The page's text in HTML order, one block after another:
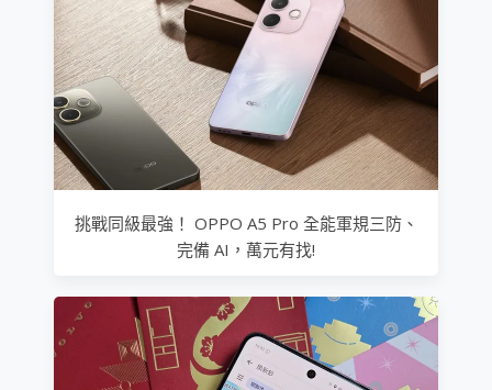
挑戰同級最強！ OPPO A5 Pro 全能軍規三防、
完備 AI，萬元有找!